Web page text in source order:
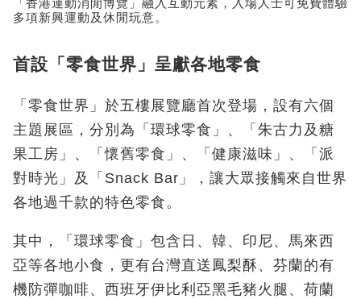
「香港運動消閒博覽」融入互動元素，入場人士可免費體驗
多項新興運動及休閒玩意。
首設「零食世界」呈獻各地零食
「零食世界」於五樓展覽廳首次登場，設有六個
主題展區，分別為「環球零食」、「朱古力及糖
果工房」、「懷舊零食」、「健康滋味」、「派
對時光」及「Snack Bar」，讓大眾接觸來自世界
各地過千款的特色零食。
其中，「環球零食」包含日、韓、印尼、馬來西
亞等各地小食，更有台灣直送鳳梨酥、芬蘭的有
機防彈咖啡、西班牙伊比利亞黑毛豬火腿、荷蘭